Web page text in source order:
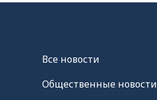
Все новости
Общественные новости